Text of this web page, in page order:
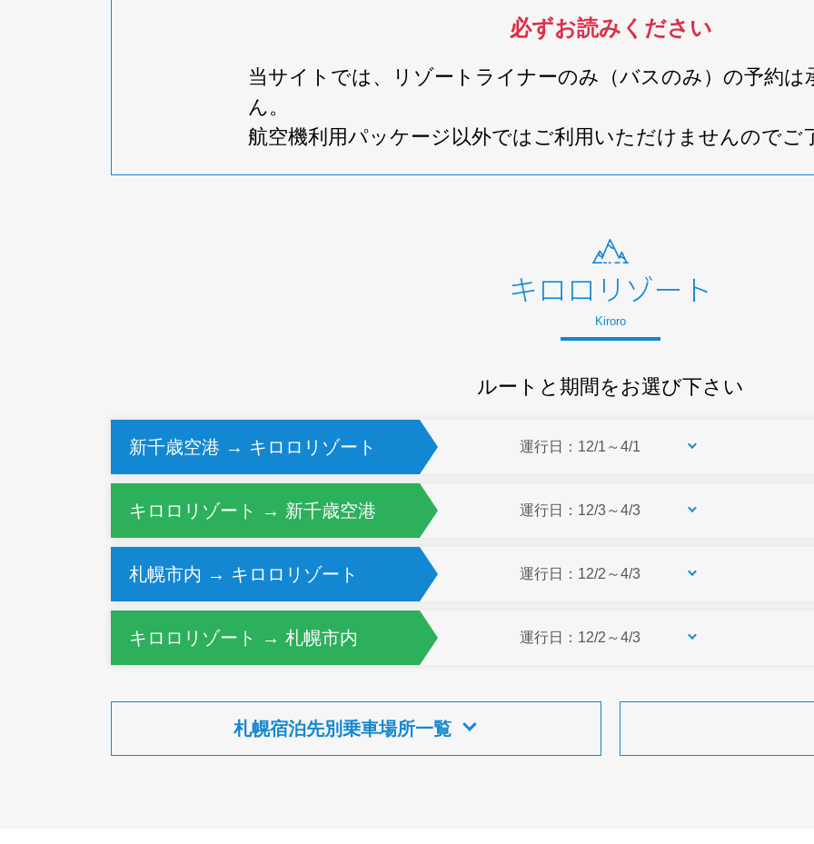
必ずお読みください
当サイトでは、リゾートライナーのみ（バスのみ）の予約は
ん。
航空機利用パッケージ以外ではご利用いただけませんのでご
キロロリゾート
Kiroro
ルートと期間をお選び下さい
新千歳空港 → キロロリゾート 運行日：12/1～4/1
キロロリゾート → 新千歳空港 運行日：12/3～4/3
札幌市内 → キロロリゾート 運行日：12/2～4/3
キロロリゾート → 札幌市内 運行日：12/2～4/3
札幌宿泊先別乗車場所一覧